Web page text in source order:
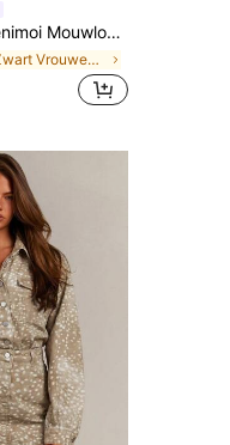
denim korsettop met vetersluiting, denim korset streetwear, modieuze sexy concerttop
in Zwart Vrouwen Denim Tops